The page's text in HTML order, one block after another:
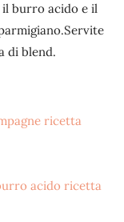
burro acido e il
di blend.